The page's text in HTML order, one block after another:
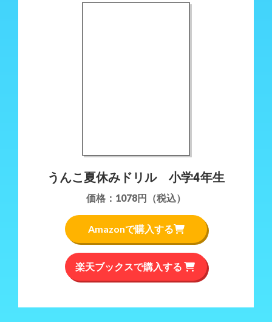
うんこ夏休みドリル 小学4年生
価格：1078円（税込）
Amazonで購入する
楽天ブックスで購入する